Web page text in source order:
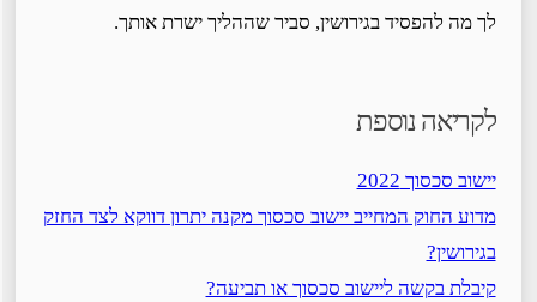
לך מה להפסיד בגירושין, סביר שההליך ישרת אותך.
לקריאה נוספת
יישוב סכסוך 2022
מדוע החוק המחייב יישוב סכסוך מקנה יתרון דווקא לצד החזק
בגירושין?
קיבלת בקשה ליישוב סכסוך או תביעה?